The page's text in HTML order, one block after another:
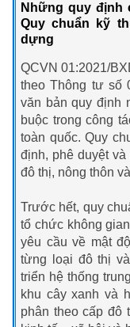
Những quy định
Quy chuẩn kỹ
dựng
QCVN 01:2021/
theo Thông tư số
văn bản quy định
buộc trong công
toàn quốc. Quy
định, phê duyệt
đô thị, nông thôn
Trước hết, quy
tổ chức không
yêu cầu về mật
từng loại đô thị
triển hệ thống
khu cây xanh và
phân theo cấp đô